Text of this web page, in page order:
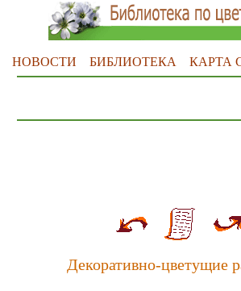
НОВОСТИ БИБЛИОТЕКА КАРТА
Декоративно-цветущие